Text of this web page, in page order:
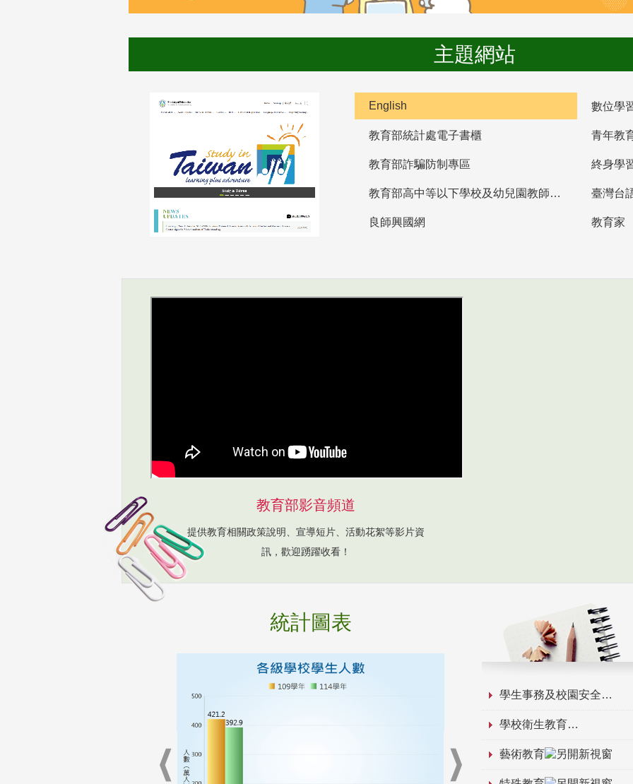
主題網站
English 數位學
教育部統計處電子書櫃 青年教
教育部詐騙防制專區 終身學
教育部高中等以下學校及幼兒園教師資格檢定考試 臺灣台
良師興國網 教育家
教育部影音頻道
提供教育相關政策說明、宣導短片、活動花絮等影片資
訊，歡迎踴躍收看！
統計圖表
學生事務及校園安全
學校衛生教育
藝術教育